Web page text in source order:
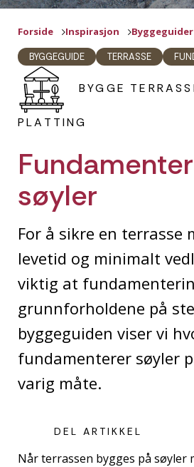
Forside Inspirasjon Byggeguider
BYGGEGUIDE TERRASSE
BYGGE
PLATTING
søyler
For å sikre en terrasse
levetid og minimalt
viktig at
grunnforholdene på
byggeguiden viser vi
fundamenterer søyler
varig måte.
DEL ARTIKKEL
Når terrassen bygges på